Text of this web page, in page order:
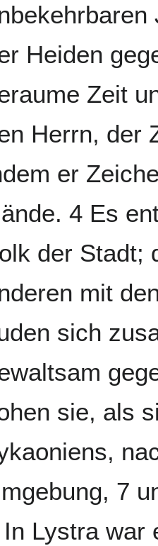
Heiden
Zeit
Herrn, der
er
4 Es
der Stadt;
mit
sich
sie, als
7
Lystra war